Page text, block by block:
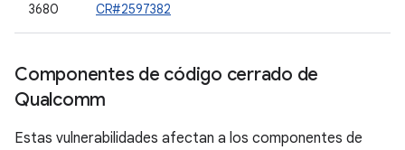
3680
CR#2597382
Componentes de código cerrado de
Qualcomm
Estas vulnerabilidades afectan a los componentes de